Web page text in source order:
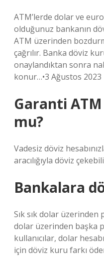
ATM’lerde dolar ve
olduğunuz bankanın
ATM üzerinden
çağrılır. Banka döviz
onaylandıktan sonra
konur…•3 Ağustos 2023
Garanti
mu?
Vadesiz döviz
aracılığıyla döviz
Bankalara
Sık sık dolar
dolar üzerinden başka
kullanıcılar, dolar
için döviz kuru farkı